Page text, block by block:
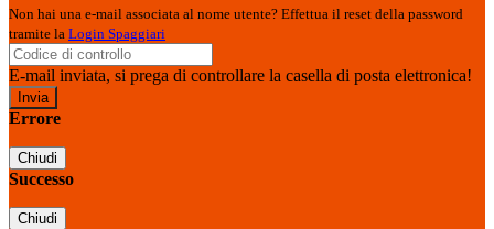
Non hai una e-mail associata al nome utente? Effettua il reset della password
tramite la Login Spaggiari
E-mail inviata, si prega di controllare la casella di posta elettronica!
Errore
Chiudi
Successo
Chiudi